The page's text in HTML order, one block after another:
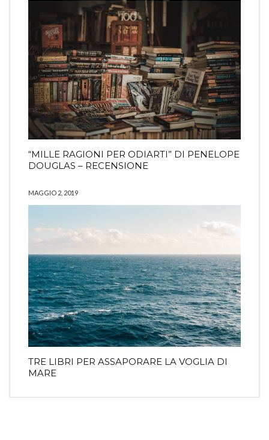
“MILLE RAGIONI PER ODIARTI” DI PENELOPE
DOUGLAS – RECENSIONE
MAGGIO 2, 2019
TRE LIBRI PER ASSAPORARE LA VOGLIA DI
MARE